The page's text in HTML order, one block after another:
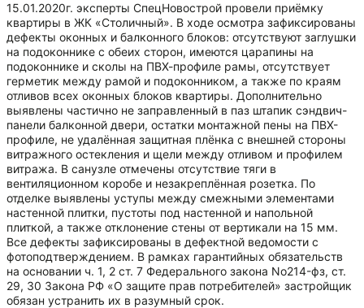
15.01.2020г. эксперты СпецНовострой провели приёмку
квартиры в ЖК «Столичный». В ходе осмотра зафиксированы
дефекты оконных и балконного блоков: отсутствуют заглушки
на подоконнике с обеих сторон, имеются царапины на
подоконнике и сколы на ПВХ-профиле рамы, отсутствует
герметик между рамой и подоконником, а также по краям
отливов всех оконных блоков квартиры. Дополнительно
выявлены частично не заправленный в паз штапик сэндвич-
панели балконной двери, остатки монтажной пены на ПВХ-
профиле, не удалённая защитная плёнка с внешней стороны
витражного остекления и щели между отливом и профилем
витража. В санузле отмечены отсутствие тяги в
вентиляционном коробе и незакреплённая розетка. По
отделке выявлены уступы между смежными элементами
настенной плитки, пустоты под настенной и напольной
плиткой, а также отклонение стены от вертикали на 15 мм.
Все дефекты зафиксированы в дефектной ведомости с
фотоподтверждением. В рамках гарантийных обязательств
на основании ч. 1, 2 ст. 7 Федерального закона No214-фз, ст.
29, 30 Закона РФ «О защите прав потребителей» застройщик
обязан устранить их в разумный срок.